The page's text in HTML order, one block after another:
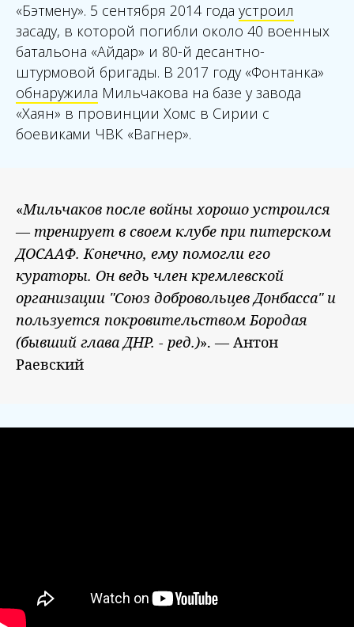
«Бэтмену». 5 сентября 2014 года устроил
засаду, в которой погибли около 40 военных
батальона «Айдар» и 80-й десантно-
штурмовой бригады. В 2017 году «Фонтанка»
обнаружила Мильчакова на базе у завода
«Хаян» в провинции Хомс в Сирии с
боевиками ЧВК «Вагнер».
«Мильчаков после войны хорошо устроился
— тренирует в своем клубе при питерском
ДОСААФ. Конечно, ему помогли его
кураторы. Он ведь член кремлевской
организации "Союз добровольцев Донбасса" и
пользуется покровительством Бородая
(бывший глава ДНР. - ред.)». — Антон
Раевский